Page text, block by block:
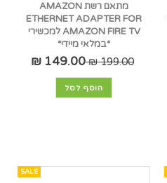
מתאם רשת AMAZON
ETHERNET ADAPTER FOR
AMAZON FIRE TV למכשירי
*במלאי מיידי*
199.00 ₪
149.00 ₪
הוסף לסל
SALE